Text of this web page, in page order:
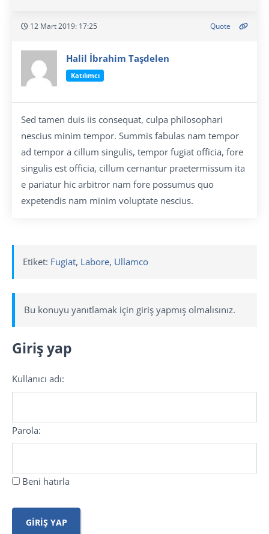
12 Mart 2019: 17:25 Quote
Halil İbrahim Taşdelen
Katılımcı
Sed tamen duis iis consequat, culpa philosophari
nescius minim tempor. Summis fabulas nam tempor
ad tempor a cillum singulis, tempor fugiat officia, fore
singulis est officia, cillum cernantur praetermissum ita
e pariatur hic arbitror nam fore possumus quo
expetendis nam minim voluptate nescius.
Etiket: Fugiat, Labore, Ullamco
Bu konuyu yanıtlamak için giriş yapmış olmalısınız.
Giriş yap
Kullanıcı adı:
Parola:
Beni hatırla
GIRIŞ YAP